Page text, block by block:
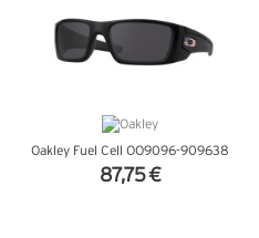
Oakley Fuel Cell OO9096-909638
87,75 €